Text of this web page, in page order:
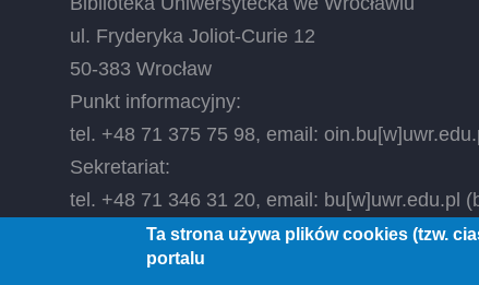
ul. Fryderyka Joliot-Curie 12
50-383 Wrocław
Punkt informacyjny:
tel. +48 71 375 75 98, email: oin.bu[w]
Sekretariat:
tel. +48 71 346 31 20, email: bu[w]uwr.edu.pl
Ta strona używa plików cookies (tzw.
portalu